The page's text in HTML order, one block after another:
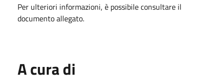
Per ulteriori informazioni, è possibile consultare il
documento allegato.
A cura di